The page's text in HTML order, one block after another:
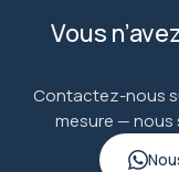
Vous
Contactez-nous
mesure — nous